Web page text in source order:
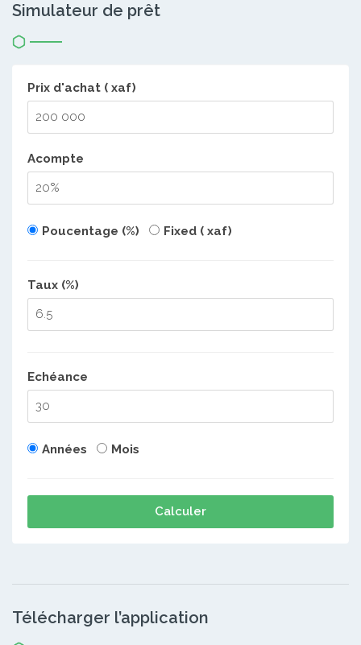
Simulateur de prêt
Prix d'achat ( xaf)
Acompte
Poucentage (%) Fixed ( xaf)
Taux (%)
Echéance
Années Mois
Calculer
Télécharger l’application